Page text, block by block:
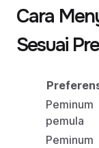
Cara
Sesuai
Peminum
pemula
Peminum